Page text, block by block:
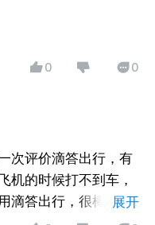
0 0
次评价滴答出行，有
机的时候打不到车，
滴答出行，很棒哦加
展开